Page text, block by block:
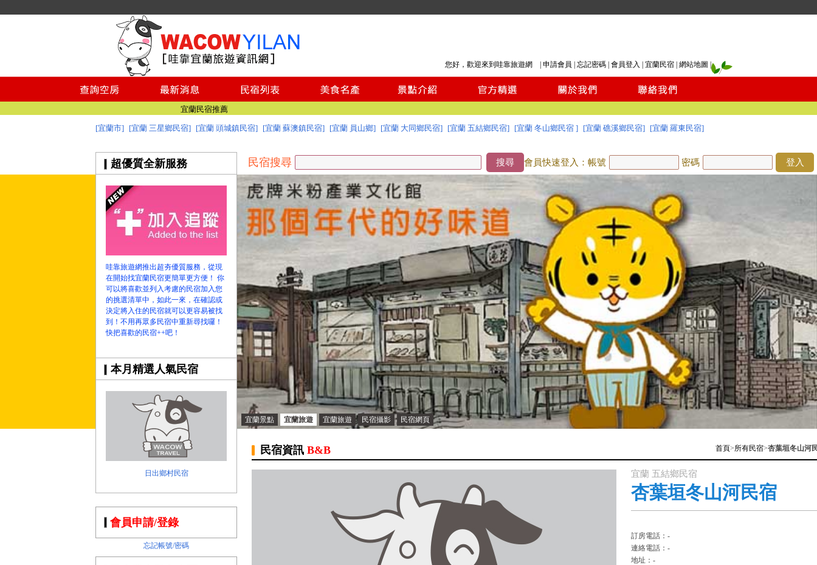
您好，歡迎來到哇靠旅遊網 | 申請會員 忘記密碼 會員登入 宜蘭民宿 網站地圖
宜蘭美食
宜蘭景點推薦
澎湖民宿推薦
綠島民宿
小琉球民宿
台南民宿
宜蘭民宿推薦
宜蘭美食
宜蘭景點推薦
澎湖民宿推薦
小琉球民宿
台南民宿
[宜蘭市] [宜蘭 三星鄉民宿] [宜蘭 頭城鎮民宿] [宜蘭 蘇澳鎮民宿] [宜蘭 員山鄉] [宜蘭 大同鄉民宿] [宜蘭 五結鄉民宿] [宜蘭 冬山鄉民宿 ] [宜蘭 礁溪鄉民宿] [宜蘭 羅東民宿]
超優質全新服務
哇靠旅遊網推出超夯優質服務，從現
在開始找宜蘭民宿更簡單更方便！ 你
可以將喜歡並列入考慮的民宿加入您
的挑選清單中，如此一來，在確認或
決定將入住的民宿就可以更容易被找
到！不用再眾多民宿中重新尋找囉！
快把喜歡的民宿++吧！
本月精選人氣民宿
日出鄉村民宿
宜蘭景點 宜蘭旅遊 宜蘭旅遊 民宿攝影 民宿網頁
民宿搜尋 搜尋 會員快速登入：帳號 密碼 登入
會員申請/登錄
忘記帳號/密碼
民宿資訊 B&B 首頁>所有民宿>杏葉垣冬山河
宜蘭 五結鄉民宿
杏葉垣冬山河民宿
訂房電話：-
連絡電話：-
地址：-